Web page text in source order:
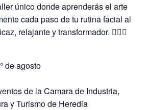
único donde aprenderás el arte
cada paso de tu rutina facial al
relajante y transformador. 💆🏻‍♀️
de agosto
de la Camara de Industria,
y Turismo de Heredia